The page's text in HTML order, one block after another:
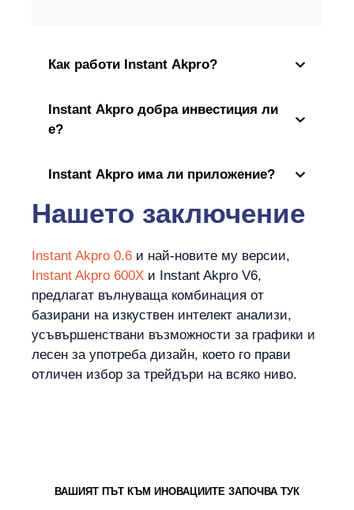
Как работи Instant Akpro?
Instant Akpro добра инвестиция ли
е?
Instant Akpro има ли приложение?
Нашето заключение
Instant Akpro 0.6 и най-новите му версии,
Instant Akpro 600X и Instant Akpro V6,
предлагат вълнуваща комбинация от
базирани на изкуствен интелект анализи,
усъвършенствани възможности за графики и
лесен за употреба дизайн, което го прави
отличен избор за трейдъри на всяко ниво.
ВАШИЯТ ПЪТ КЪМ ИНОВАЦИИТЕ ЗАПОЧВА ТУК